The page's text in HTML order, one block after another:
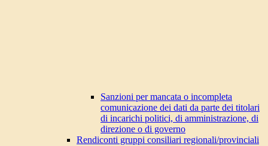
Sanzioni per mancata o incompleta
comunicazione dei dati da parte dei titolari
di incarichi politici, di amministrazione, di
direzione o di governo
Rendiconti gruppi consiliari regionali/provinciali